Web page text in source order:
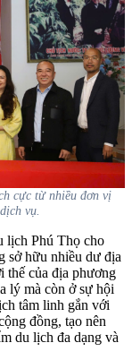
cực từ nhiều đơn vị
vụ.
lịch Phú Thọ cho
sở hữu nhiều dư địa
thế của địa phương
lý mà còn ở sự hội
tâm linh gắn với
đồng, tạo nên
du lịch đa dạng và